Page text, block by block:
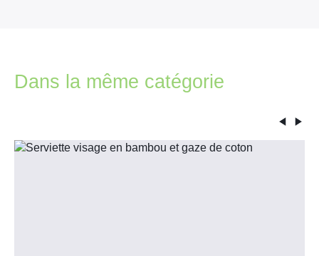
Dans la même catégorie